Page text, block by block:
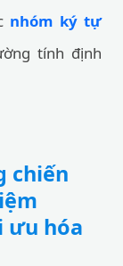
nhóm ký tự
tính định
chiến
ưu hóa